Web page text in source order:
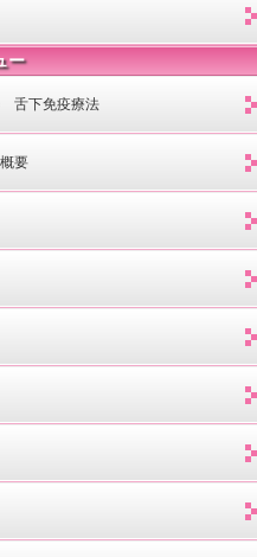
ー
舌下免疫療法
要